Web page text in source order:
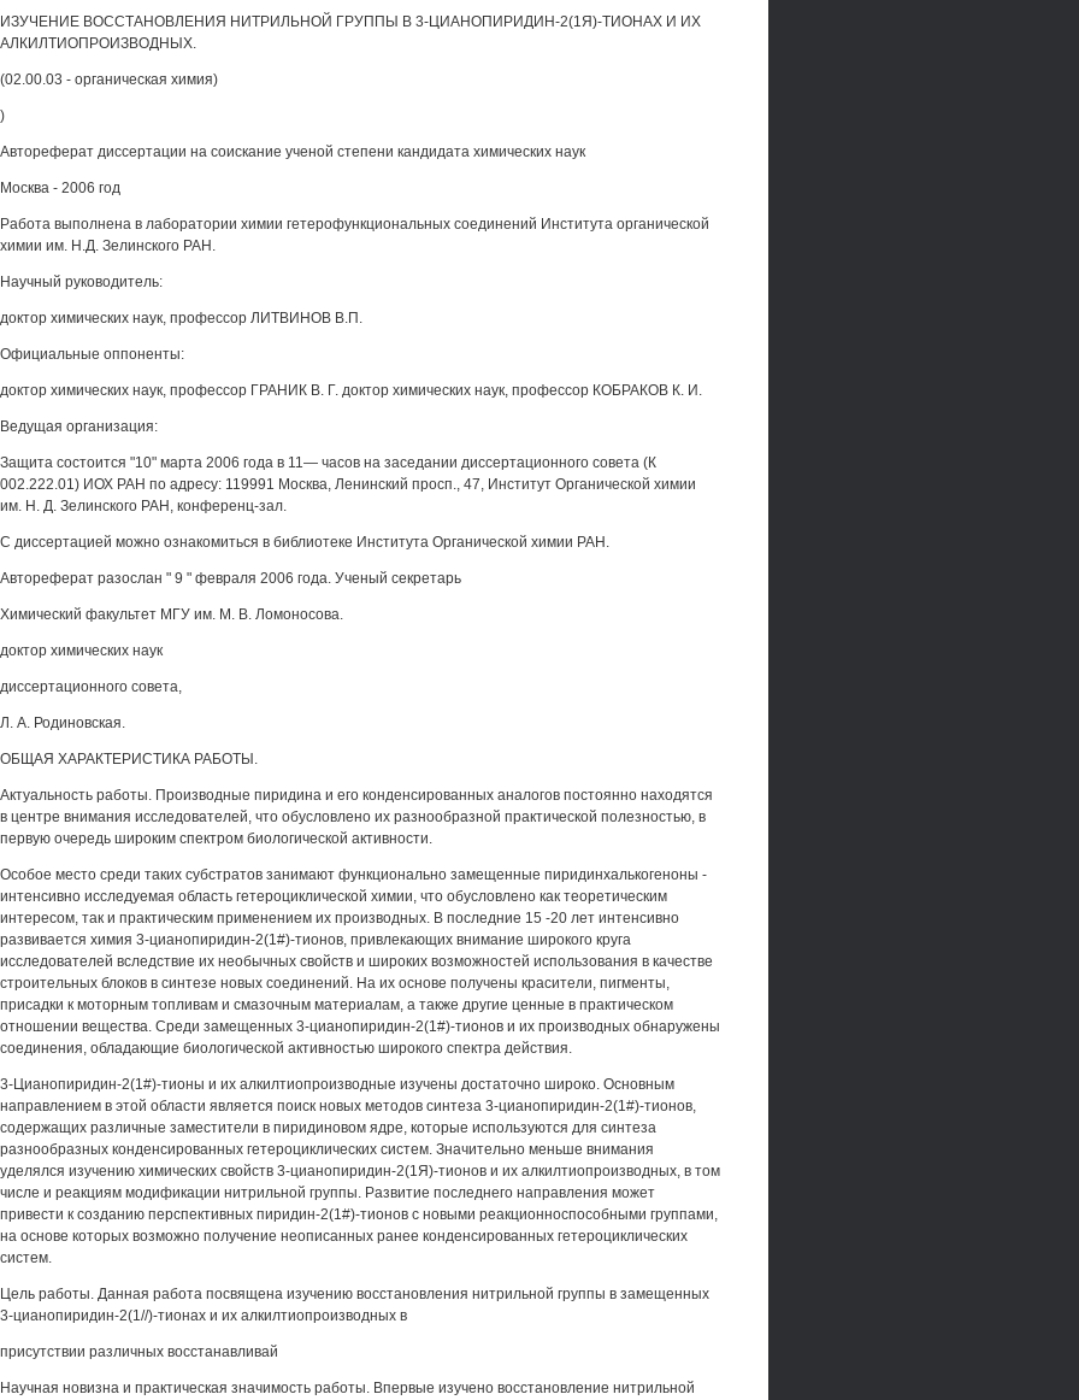
ИЗУЧЕНИЕ ВОССТАНОВЛЕНИЯ НИТРИЛЬНОЙ ГРУППЫ В 3-ЦИАНОПИРИДИН-2(1Я)-ТИОНАХ И ИХ
АЛКИЛТИОПРОИЗВОДНЫХ.
(02.00.03 - органическая химия)
)
Автореферат диссертации на соискание ученой степени кандидата химических наук
Москва - 2006 год
Работа выполнена в лаборатории химии гетерофункциональных соединений Института органической
химии им. Н.Д. Зелинского РАН.
Научный руководитель:
доктор химических наук, профессор ЛИТВИНОВ В.П.
Официальные оппоненты:
доктор химических наук, профессор ГРАНИК В. Г. доктор химических наук, профессор КОБРАКОВ К. И.
Ведущая организация:
Защита состоится "10" марта 2006 года в 11— часов на заседании диссертационного совета (К
002.222.01) ИОХ РАН по адресу: 119991 Москва, Ленинский просп., 47, Институт Органической химии
им. Н. Д. Зелинского РАН, конференц-зал.
С диссертацией можно ознакомиться в библиотеке Института Органической химии РАН.
Автореферат разослан " 9 " февраля 2006 года. Ученый секретарь
Химический факультет МГУ им. М. В. Ломоносова.
доктор химических наук
диссертационного совета,
Л. А. Родиновская.
ОБЩАЯ ХАРАКТЕРИСТИКА РАБОТЫ.
Актуальность работы. Производные пиридина и его конденсированных аналогов постоянно находятся
в центре внимания исследователей, что обусловлено их разнообразной практической полезностью, в
первую очередь широким спектром биологической активности.
Особое место среди таких субстратов занимают функционально замещенные пиридинхалькогеноны -
интенсивно исследуемая область гетероциклической химии, что обусловлено как теоретическим
интересом, так и практическим применением их производных. В последние 15 -20 лет интенсивно
развивается химия 3-цианопиридин-2(1#)-тионов, привлекающих внимание широкого круга
исследователей вследствие их необычных свойств и широких возможностей использования в качестве
строительных блоков в синтезе новых соединений. На их основе получены красители, пигменты,
присадки к моторным топливам и смазочным материалам, а также другие ценные в практическом
отношении вещества. Среди замещенных 3-цианопиридин-2(1#)-тионов и их производных обнаружены
соединения, обладающие биологической активностью широкого спектра действия.
3-Цианопиридин-2(1#)-тионы и их алкилтиопроизводные изучены достаточно широко. Основным
направлением в этой области является поиск новых методов синтеза 3-цианопиридин-2(1#)-тионов,
содержащих различные заместители в пиридиновом ядре, которые используются для синтеза
разнообразных конденсированных гетероциклических систем. Значительно меньше внимания
уделялся изучению химических свойств 3-цианопиридин-2(1Я)-тионов и их алкилтиопроизводных, в том
числе и реакциям модификации нитрильной группы. Развитие последнего направления может
привести к созданию перспективных пиридин-2(1#)-тионов с новыми реакционноспособными группами,
на основе которых возможно получение неописанных ранее конденсированных гетероциклических
систем.
Цель работы. Данная работа посвящена изучению восстановления нитрильной группы в замещенных
3-цианопиридин-2(1//)-тионах и их алкилтиопроизводных в
присутствии различных восстанавливай
Научная новизна и практическая значимость работы. Впервые изучено восстановление нитрильной